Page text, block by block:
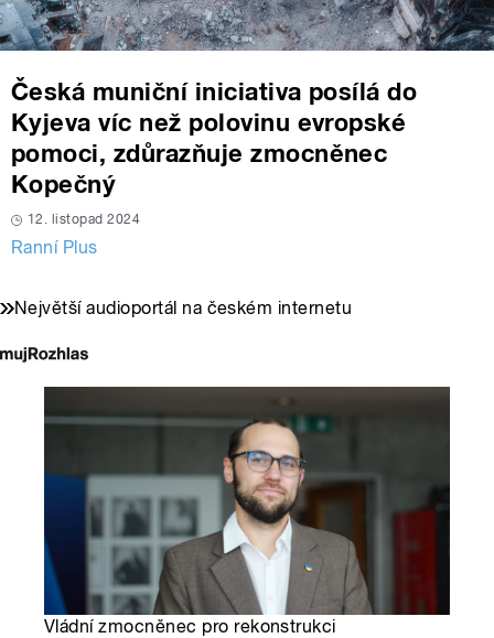
Česká muniční iniciativa posílá do
Kyjeva víc než polovinu evropské
pomoci, zdůrazňuje zmocněnec
Kopečný
12. listopad 2024
Ranní Plus
Největší audioportál na českém internetu
Vládní zmocněnec pro rekonstrukci